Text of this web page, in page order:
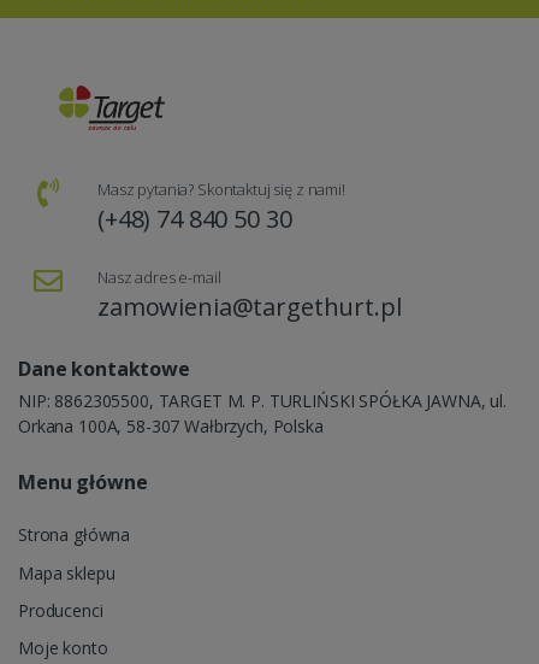
Masz pytania? Skontaktuj się z nami!
(+48) 74 840 50 30
Nasz adres e-mail
zamowienia@targethurt.pl
Dane kontaktowe
NIP: 8862305500, TARGET M. P. TURLIŃSKI SPÓŁKA JAWNA, ul.
Orkana 100A, 58-307 Wałbrzych, Polska
Menu główne
Strona główna
Mapa sklepu
Producenci
Moje konto